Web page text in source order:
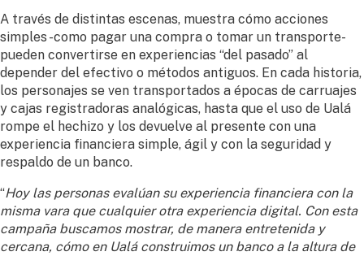
A través de distintas escenas, muestra cómo acciones
simples -como pagar una compra o tomar un transporte-
pueden convertirse en experiencias “del pasado” al
depender del efectivo o métodos antiguos. En cada historia,
los personajes se ven transportados a épocas de carruajes
y cajas registradoras analógicas, hasta que el uso de Ualá
rompe el hechizo y los devuelve al presente con una
experiencia financiera simple, ágil y con la seguridad y
respaldo de un banco.
“Hoy las personas evalúan su experiencia financiera con la
misma vara que cualquier otra experiencia digital. Con esta
campaña buscamos mostrar, de manera entretenida y
cercana, cómo en Ualá construimos un banco a la altura de